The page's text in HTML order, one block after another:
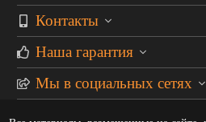
Контакты
Наша гарантия
Мы в социальных сетях